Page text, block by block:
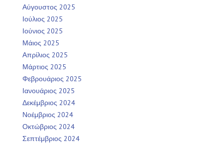
Αύγουστος 2025
Ιούλιος 2025
Ιούνιος 2025
Μάιος 2025
Απρίλιος 2025
Μάρτιος 2025
Φεβρουάριος 2025
Ιανουάριος 2025
Δεκέμβριος 2024
Νοέμβριος 2024
Οκτώβριος 2024
Σεπτέμβριος 2024